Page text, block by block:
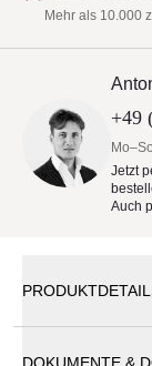
Mehr als 10.000
+49
Jetzt
Auch
DOKUMENTE &